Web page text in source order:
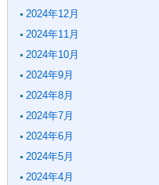
2024年12月
2024年11月
2024年10月
2024年9月
2024年8月
2024年7月
2024年6月
2024年5月
2024年4月